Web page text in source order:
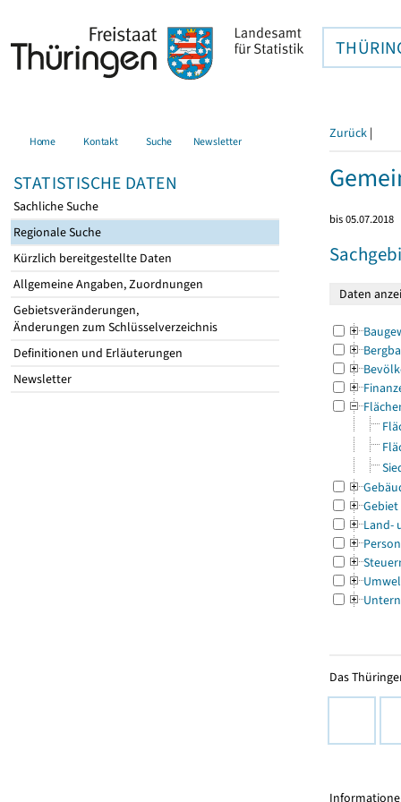
Home Kontakt Suche Newsletter
STATISTISCHE DATEN
Sachliche Suche
Regionale Suche
Kürzlich bereitgestellte Daten
Allgemeine Angaben, Zuordnungen
Gebietsveränderungen,
Änderungen zum Schlüsselverzeichnis
Definitionen und Erläuterungen
Newsletter
Zurück |
bis 05.07.2018
Gebiet
Land-
Das